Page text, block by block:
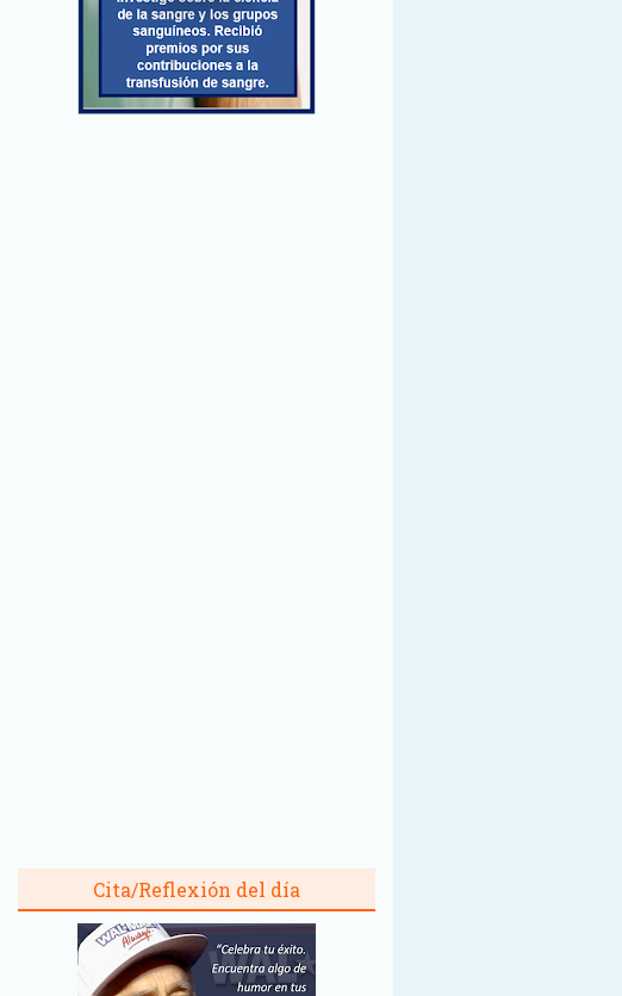
Cita/Reflexión del día